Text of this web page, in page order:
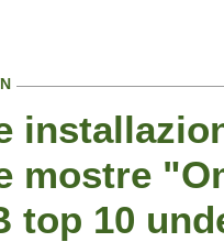
mostre
top 10